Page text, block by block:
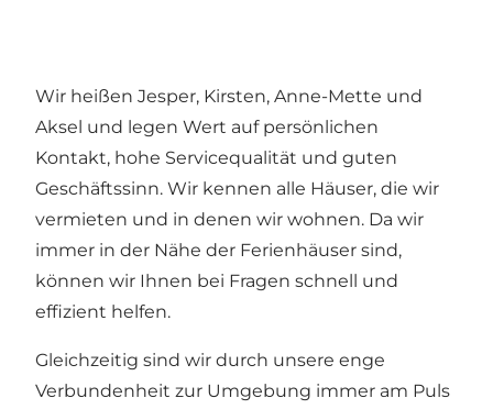
Wir heißen Jesper, Kirsten, Anne-Mette und
Aksel und legen Wert auf persönlichen
Kontakt, hohe Servicequalität und guten
Geschäftssinn. Wir kennen alle Häuser, die wir
vermieten und in denen wir wohnen. Da wir
immer in der Nähe der Ferienhäuser sind,
können wir Ihnen bei Fragen schnell und
effizient helfen.
Gleichzeitig sind wir durch unsere enge
Verbundenheit zur Umgebung immer am Puls